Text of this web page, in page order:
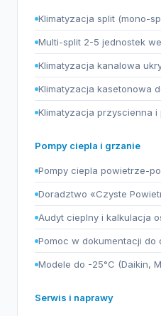
Klimatyzacja split (mono-
Multi-split 2-5 jednostek
Klimatyzacja kanalowa
Klimatyzacja kasetonowa
Klimatyzacja przyscienna
Pompy ciepla i grzanie
Pompy ciepla powietrze-
Doradztwo «Czyste
Audyt cieplny i kalkulacja
Pomoc w dokumentacji do
Modele do -25°C (Daikin,
Serwis i naprawy